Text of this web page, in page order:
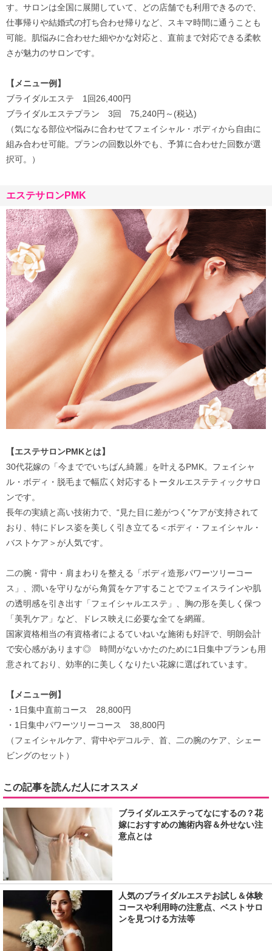
す。サロンは全国に展開していて、どの店舗でも利用できるので、
仕事帰りや結婚式の打ち合わせ帰りなど、スキマ時間に通うことも
可能。肌悩みに合わせた細やかな対応と、直前まで対応できる柔軟
さが魅力のサロンです。
【メニュー例】
ブライダルエステ 1回26,400円
ブライダルエステプラン 3回 75,240円～(税込)
（気になる部位や悩みに合わせてフェイシャル・ボディから自由に
組み合わせ可能。プランの回数以外でも、予算に合わせた回数が選
択可。）
エステサロンPMK
【エステサロンPMKとは】
30代花嫁の「今まででいちばん綺麗」を叶えるPMK。フェイシャ
ル・ボディ・脱毛まで幅広く対応するトータルエステティックサロ
ンです。
長年の実績と高い技術力で、“見た目に差がつく”ケアが支持されて
おり、特にドレス姿を美しく引き立てる＜ボディ・フェイシャル・
バストケア＞が人気です。
二の腕・背中・肩まわりを整える「ボディ造形パワーツリーコー
ス」、潤いを守りながら角質をケアすることでフェイスラインや肌
の透明感を引き出す「フェイシャルエステ」、胸の形を美しく保つ
「美乳ケア」など、ドレス映えに必要な全てを網羅。
国家資格相当の有資格者によるていねいな施術も好評で、明朗会計
で安心感があります◎ 時間がないかたのために1日集中プランも用
意されており、効率的に美しくなりたい花嫁に選ばれています。
【メニュー例】
・1日集中直前コース 28,800円
・1日集中パワーツリーコース 38,800円
（フェイシャルケア、背中やデコルテ、首、二の腕のケア、シェー
ビングのセット）
この記事を読んだ人にオススメ
ブライダルエステってなにするの？花
嫁におすすめの施術内容＆外せない注
意点とは
人気のブライダルエステお試し＆体験
コースや利用時の注意点、ベストサロ
ンを見つける方法等